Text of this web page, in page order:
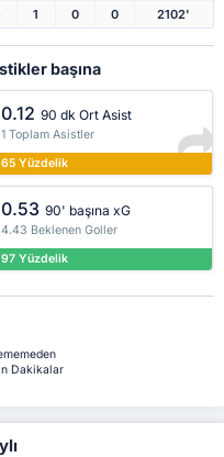
1 0 0 2102'
başına
0.12 90 dk Ort Asist
1 Toplam Asistler
65 Yüzdelik
0.53 90' başına xG
4.43 Beklenen Goller
97 Yüzdelik
Dakikalar